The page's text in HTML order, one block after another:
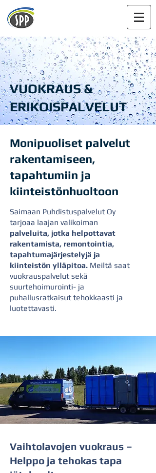
VUOKRAUS &
ERIKOISPALVELUT
Monipuoliset palvelut
rakentamiseen,
tapahtumiin ja
kiinteistönhuoltoon
Saimaan Puhdistuspalvelut Oy
tarjoaa laajan valikoiman
palveluita, jotka helpottavat
rakentamista, remontointia,
tapahtumajärjestelyjä ja
kiinteistön ylläpitoa. Meiltä saat
vuokrauspalvelut sekä
suurtehoimurointi- ja
puhallusratkaisut tehokkaasti ja
luotettavasti.
Vaihtolavojen vuokraus –
Helppo ja tehokas tapa